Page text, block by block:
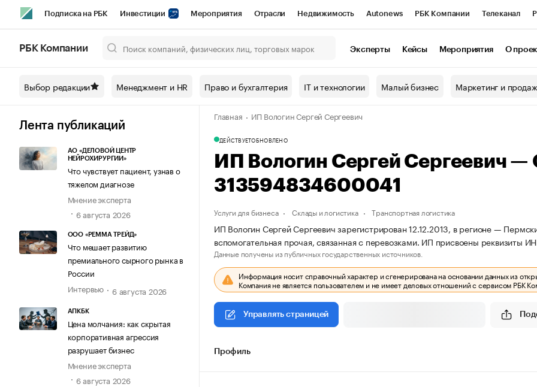
Подписка на РБК Инвестиции Мероприятия Отрасли Недвижимость Autonews РБК Компании Телеканал
Спецпроекты СПб Конференции СПб Спецпроекты Проверка контрагентов
Технологии и медиа Рынок наличной валюты
РБК Компании Эксперты Кейсы Мероприятия О
Выбор редакции Менеджмент и HR Право и бухгалтерия IT и технологии Малый бизнес Маркетинг и
Лента публикаций
АО «ДЕЛОВОЙ ЦЕНТР
НЕЙРОХИРУРГИИ»
Что чувствует пациент, узнав о
тяжелом диагнозе
Мнение эксперта
6 августа 2026
ООО «РЕММА ТРЕЙД»
Что мешает развитию
премиального сырного рынка в
России
Интервью
6 августа 2026
АПКБК
Цена молчания: как скрытая
корпоративная агрессия
разрушает бизнес
Мнение эксперта
6 августа 2026
Главная ИП Вологин Сергей Сергеевич
ДЕЙСТВУЕТОБНОВЛЕНО
ИП Вологин Сергей Сергеевич
313594834600041
Услуги для бизнеса Склады и логистика Транспортная логистика
ИП Вологин Сергей Сергеевич зарегистрирован 12.12.2013, в регионе —
вспомогательная прочая, связанная с перевозками. ИП присвоены
Данные получены из публичных государственных источников.
Информация носит справочный характер и сгенерирована на основании данных из
Компания не является пользователем и не имеет деловых отношений с сервисом РБК
Управлять страницей
Профиль